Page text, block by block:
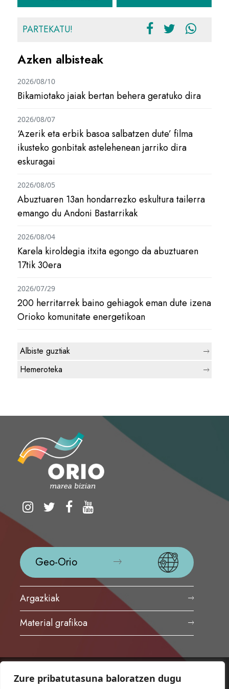
Zure pribatutasuna baloratzen dugu
PARTEKATU!
Azken albisteak
Bikamiotako jaiak bertan behera geratuko dira
2026/08/10
‘Azerik eta erbik basoa salbatzen dute’ filma
ikusteko gonbitak astelehenean jarriko dira
eskuragai
2026/08/07
Abuztuaren 13an hondarrezko eskultura tailerra
emango du Andoni Bastarrikak
2026/08/05
Karela kiroldegia itxita egongo da abuztuaren
17tik 30era
2026/08/04
200 herritarrek baino gehiagok eman dute izena
Orioko komunitate energetikoan
2026/07/29
Albiste guztiak
Hemeroteka
Geo-Orio
Argazkiak
Material grafikoa
ORIOKO UDALA